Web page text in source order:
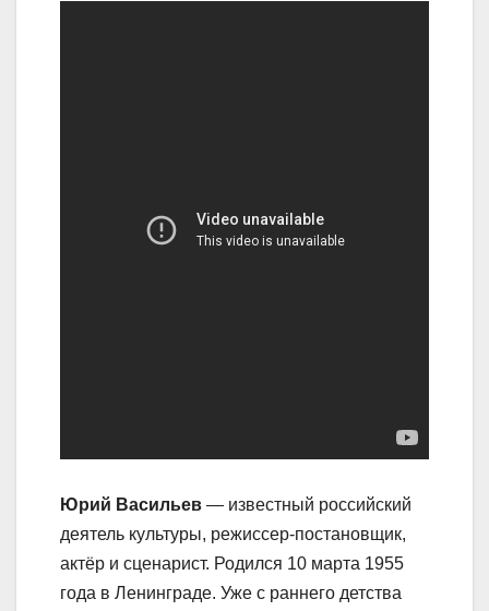
Юрий Васильев — известный российский
деятель культуры, режиссер-постановщик,
актёр и сценарист. Родился 10 марта 1955
года в Ленинграде. Уже с раннего детства